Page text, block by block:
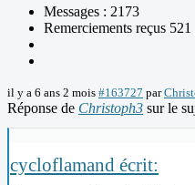
Messages : 2173
Remerciements reçus 521
il y a 6 ans 2 mois #163727 par
Réponse de Christoph3 sur le
cycloflamand écrit: